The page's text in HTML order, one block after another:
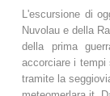
L'escursione di
Nuvolau e della
della prima
accorciare i tempi
tramite la